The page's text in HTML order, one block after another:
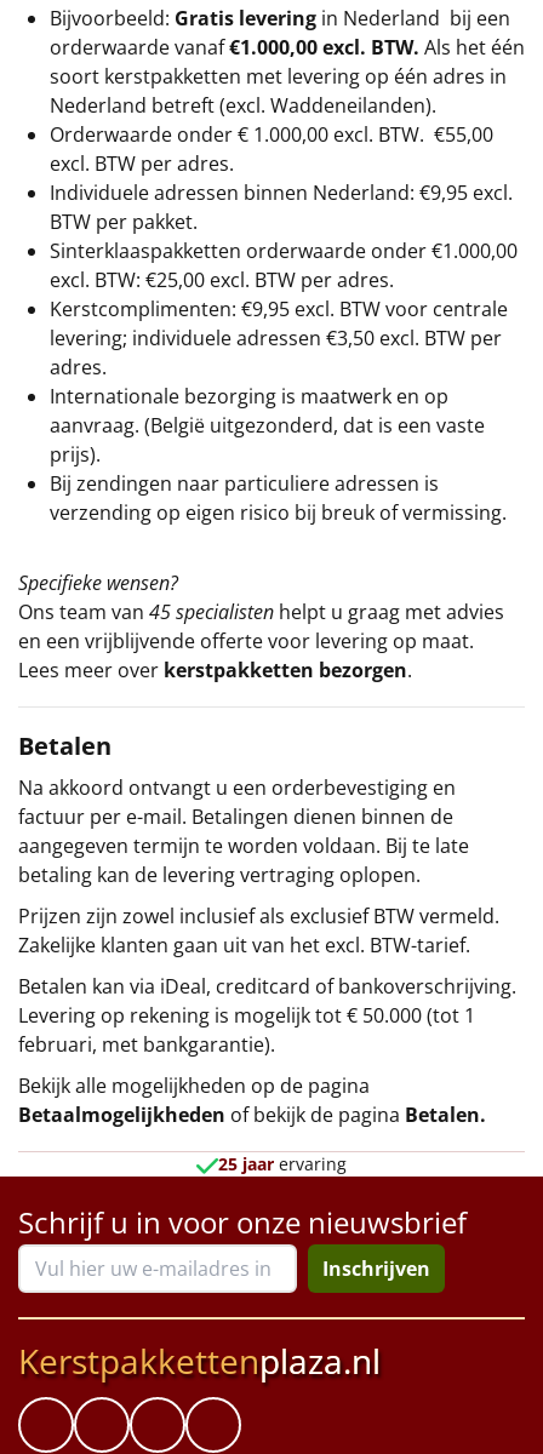
Bijvoorbeeld: Gratis levering in Nederland bij een
orderwaarde vanaf€1.000,00 excl. BTW. Als het één
soort kerstpakketten met levering op één adres in
Nederland betreft (excl. Waddeneilanden).
Orderwaarde onder € 1.000,00 excl. BTW. €55,00
excl. BTW per adres.
Individuele adressen binnen Nederland: €9,95 excl.
BTW per pakket.
Sinterklaaspakketten orderwaarde onder €1.000,00
excl. BTW: €25,00 excl. BTW per adres.
Kerstcomplimenten: €9,95 excl. BTW voor centrale
levering; individuele adressen €3,50 excl. BTW per
adres.
Internationale bezorging is maatwerk en op
aanvraag. (België uitgezonderd, dat is een vaste
prijs).
Bij zendingen naar particuliere adressen is
verzending op eigen risico bij breuk of vermissing.
Specifieke wensen?
Ons team van 45 specialisten helpt u graag met advies
en een vrijblijvende offerte voor levering op maat.
Lees meer over kerstpakketten bezorgen.
Betalen
Na akkoord ontvangt u een orderbevestiging en
factuur per e-mail. Betalingen dienen binnen de
aangegeven termijn te worden voldaan. Bij te late
betaling kan de levering vertraging oplopen.
Prijzen zijn zowel inclusief als exclusief BTW vermeld.
Zakelijke klanten gaan uit van het excl. BTW-tarief.
Betalen kan via iDeal, creditcard of bankoverschrijving.
Levering op rekening is mogelijk tot € 50.000 (tot 1
februari, met bankgarantie).
Bekijk alle mogelijkheden op de pagina
Betaalmogelijkheden of bekijk de pagina Betalen.
25 jaar ervaring
Schrijf u in voor onze nieuwsbrief
Inschrijven
Kerstpakkettenplaza.nl